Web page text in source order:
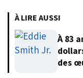
À LIRE AUSSI
À 83
des